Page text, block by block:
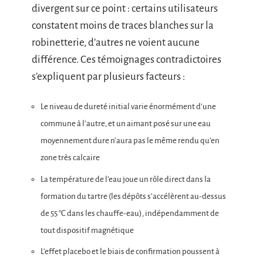
divergent sur ce point : certains utilisateurs
constatent moins de traces blanches sur la
robinetterie, d’autres ne voient aucune
différence. Ces témoignages contradictoires
s’expliquent par plusieurs facteurs :
Le niveau de dureté initial varie énormément d’une
commune à l’autre, et un aimant posé sur une eau
moyennement dure n’aura pas le même rendu qu’en
zone très calcaire
La température de l’eau joue un rôle direct dans la
formation du tartre (les dépôts s’accélèrent au-dessus
de 55 °C dans les chauffe-eau), indépendamment de
tout dispositif magnétique
L’effet placebo et le biais de confirmation poussent à